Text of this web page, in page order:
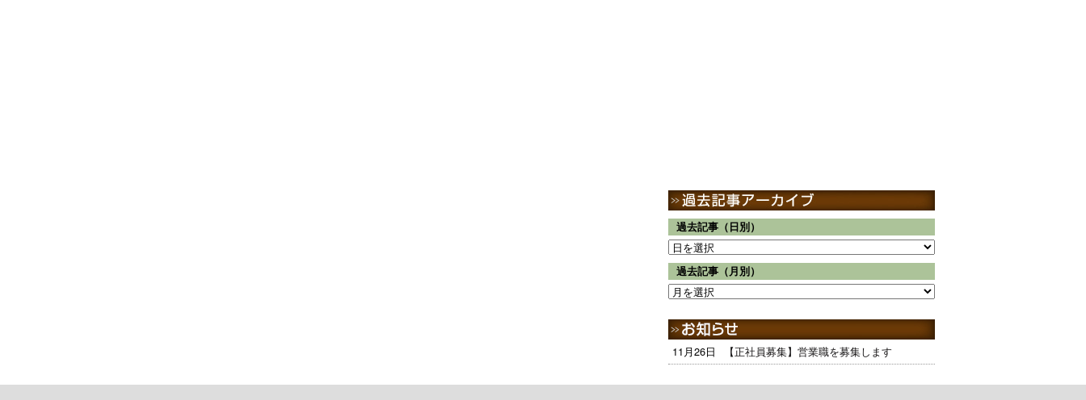
過去記事（日別）
過去記事（月別）
11月26日 【正社員募集】営業職を募集します